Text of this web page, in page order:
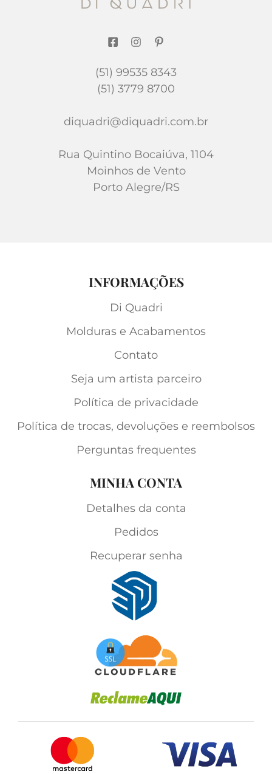
(51) 99535 8343
(51) 3779 8700
diquadri@diquadri.com.br
Rua Quintino Bocaiúva, 1104
Moinhos de Vento
Porto Alegre/RS
INFORMAÇÕES
Di Quadri
Molduras e Acabamentos
Contato
Seja um artista parceiro
Política de privacidade
Política de trocas, devoluções e reembolsos
Perguntas frequentes
MINHA CONTA
Detalhes da conta
Pedidos
Recuperar senha